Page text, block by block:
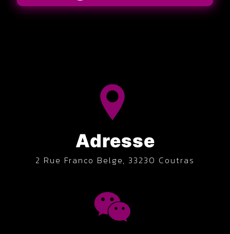
Adresse
2 Rue Franco Belge, 33230 Coutras